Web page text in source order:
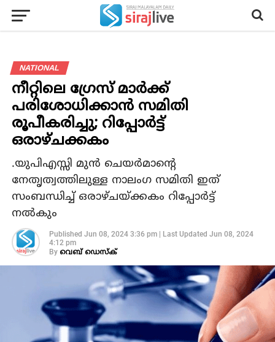
NATIONAL
നീറ്റിലെ ഗ്രേസ് മാര്‍ക്ക്
പരിശോധിക്കാന്‍ സമിതി
രൂപീകരിച്ചു; റിപ്പോര്‍ട്ട്
ഒരാഴ്ചക്കകം
.യുപിഎസ്സി മുന്‍ ചെയര്‍മാന്റെ
നേതൃത്വത്തിലുള്ള നാലംഗ സമിതി ഇത്
സംബന്ധിച്ച് ഒരാഴ്ചയ്ക്കകം റിപ്പോര്‍ട്ട്
നല്‍കും
Published Jun 08, 2024 3:36 pm| Last Updated Jun 08, 2024
4:12 pm
By വെബ് ഡെസ്‌ക്